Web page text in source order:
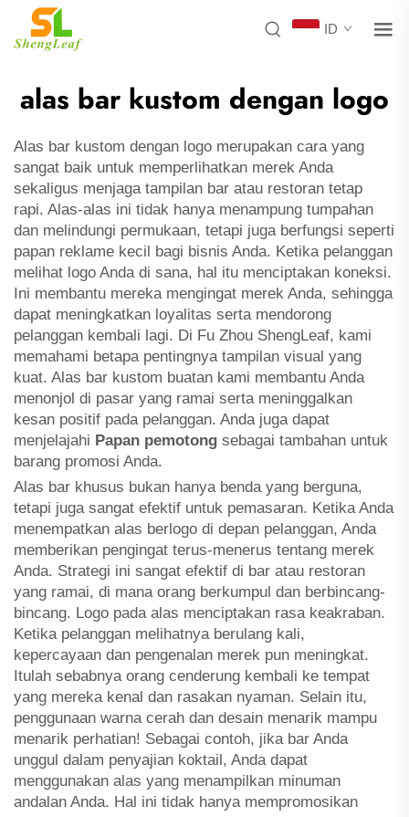
ID
alas bar kustom dengan logo
Alas bar kustom dengan logo merupakan cara yang
sangat baik untuk memperlihatkan merek Anda
sekaligus menjaga tampilan bar atau restoran tetap
rapi. Alas-alas ini tidak hanya menampung tumpahan
dan melindungi permukaan, tetapi juga berfungsi seperti
papan reklame kecil bagi bisnis Anda. Ketika pelanggan
melihat logo Anda di sana, hal itu menciptakan koneksi.
Ini membantu mereka mengingat merek Anda, sehingga
dapat meningkatkan loyalitas serta mendorong
pelanggan kembali lagi. Di Fu Zhou ShengLeaf, kami
memahami betapa pentingnya tampilan visual yang
kuat. Alas bar kustom buatan kami membantu Anda
menonjol di pasar yang ramai serta meninggalkan
kesan positif pada pelanggan. Anda juga dapat
menjelajahi Papan pemotong sebagai tambahan untuk
barang promosi Anda.
Alas bar khusus bukan hanya benda yang berguna,
tetapi juga sangat efektif untuk pemasaran. Ketika Anda
menempatkan alas berlogo di depan pelanggan, Anda
memberikan pengingat terus-menerus tentang merek
Anda. Strategi ini sangat efektif di bar atau restoran
yang ramai, di mana orang berkumpul dan berbincang-
bincang. Logo pada alas menciptakan rasa keakraban.
Ketika pelanggan melihatnya berulang kali,
kepercayaan dan pengenalan merek pun meningkat.
Itulah sebabnya orang cenderung kembali ke tempat
yang mereka kenal dan rasakan nyaman. Selain itu,
penggunaan warna cerah dan desain menarik mampu
menarik perhatian! Sebagai contoh, jika bar Anda
unggul dalam penyajian koktail, Anda dapat
menggunakan alas yang menampilkan minuman
andalan Anda. Hal ini tidak hanya mempromosikan